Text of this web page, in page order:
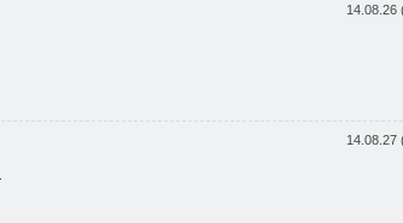
14.08.26
14.08.27